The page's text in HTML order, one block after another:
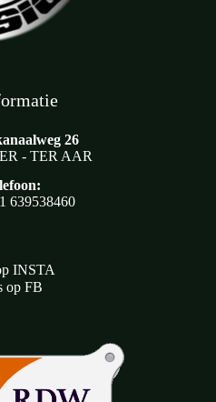
26
- TER AAR
639538460
INSTA
op FB